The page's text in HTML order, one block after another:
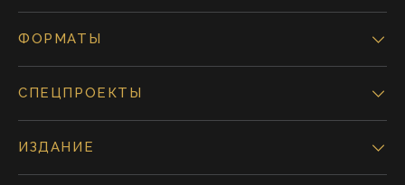
ФОРМАТЫ
СПЕЦПРОЕКТЫ
ИЗДАНИЕ